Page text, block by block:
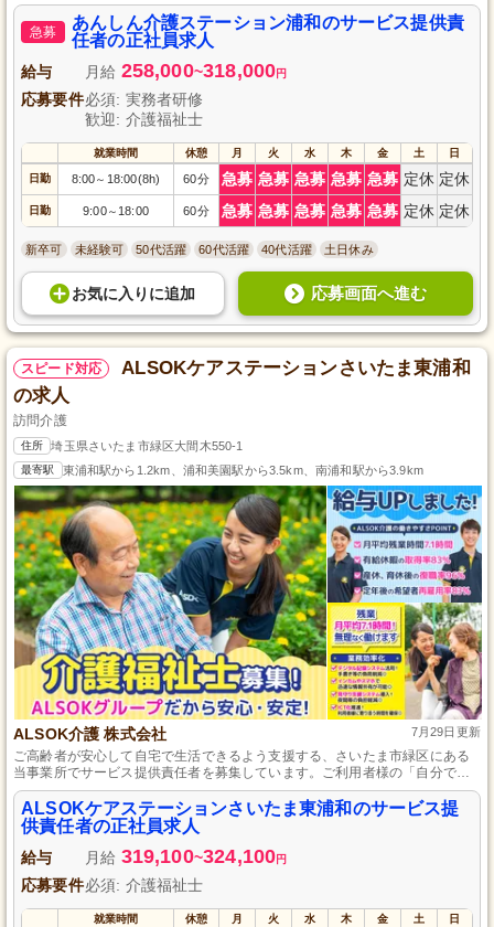
急募
あんしん介護ステーション浦和のサービス提供責
任者の正社員求人
給与 月給 258,000~318,000円
応募要件必須: 実務者研修
歓迎: 介護福祉士
就業時間 休憩 月 火 水 木 金 土 日
日勤 8:00～ 18:00(8h) 60分 急募 急募 急募 急募 急募 定休 定休
日勤 9:00～ 18:00 60分 急募 急募 急募 急募 急募 定休 定休
新卒可 未経験可 50代活躍 60代活躍 40代活躍 土日休み
お気に入り に追加 応募画面へ進む
スピード対応
ALSOKケアステーションさいたま東浦和
の求人
訪問介護
住所 埼玉県さいたま市緑区大間木550-1
最寄駅 東浦和駅から1.2km、浦和美園駅から3.5km、南浦和駅から3.9km
ALSOK介護 株式会社 7月29日更新
ご高齢者が安心して自宅で生活できるよう支援する、さいたま市緑区にある
当事業所でサービス提供責任者を募集しています。ご利用者様の「自分でで
きること」を大切にしたケア計画の作成やスタッフの管理などをお任せしま
す。介護福祉士や実務者研修の資格をお持ちで、人の役に立ちたいと考えて
いる方は、ぜひ私たちと一緒に地域の方々の快適な暮らしを支えましょう。
ALSOKケアステーションさいたま東浦和のサービス提
供責任者の正社員求人
給与 月給 319,100~324,100円
応募要件必須: 介護福祉士
就業時間 休憩 月 火 水 木 金 土 日